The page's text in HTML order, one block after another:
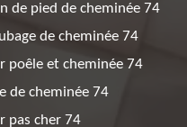
de pied de cheminée 74
de cheminée 74
poêle et cheminée 74
de cheminée 74
pas cher 74